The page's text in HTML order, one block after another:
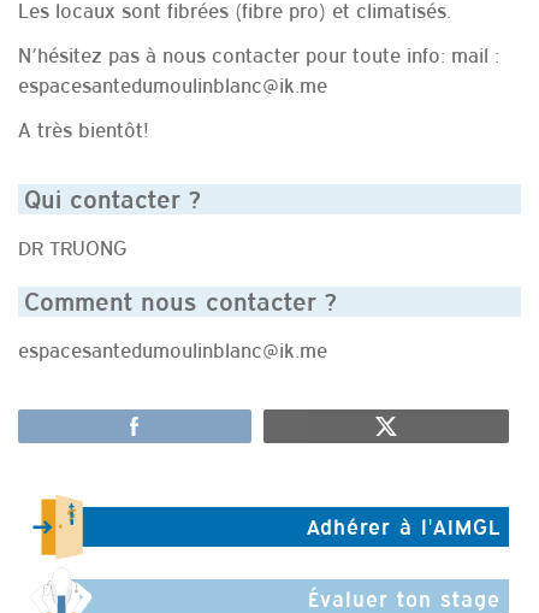
Les locaux sont fibrées (fibre pro) et climatisés.
N’hésitez pas à nous contacter pour toute info: mail :
espacesantedumoulinblanc@ik.me
A très bientôt!
Qui contacter ?
DR TRUONG
Comment nous contacter ?
espacesantedumoulinblanc@ik.me
Adhérer à l'AIMGL
Évaluer ton stage